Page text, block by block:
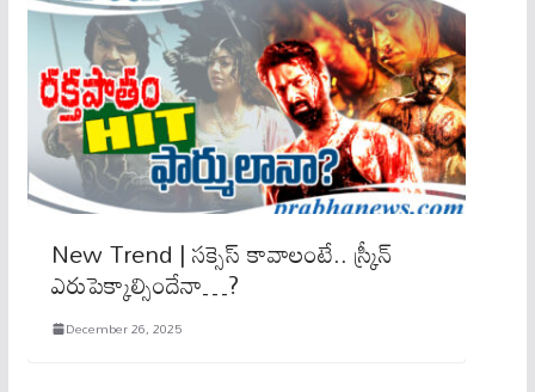
New Trend | సక్సెస్ కావాలంటే.. స్క్రీన్
ఎరుపెక్కాల్సిందేనా…?
December 26, 2025